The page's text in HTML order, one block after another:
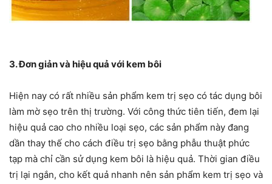
3. Đơn giản và hiệu quả với kem bôi
Hiện nay có rất nhiều sản phẩm kem trị sẹo có tác dụng bôi
làm mờ sẹo trên thị trường. Với công thức tiên tiến, đem lại
hiệu quả cao cho nhiều loại sẹo, các sản phẩm này đang
dần thay thế cho cách điều trị sẹo bằng phẫu thuật phức
tạp mà chỉ cần sử dụng kem bôi là hiệu quả. Thời gian điều
trị lại ngắn, cho kết quả nhanh nên sản phẩm kem trị sẹo và